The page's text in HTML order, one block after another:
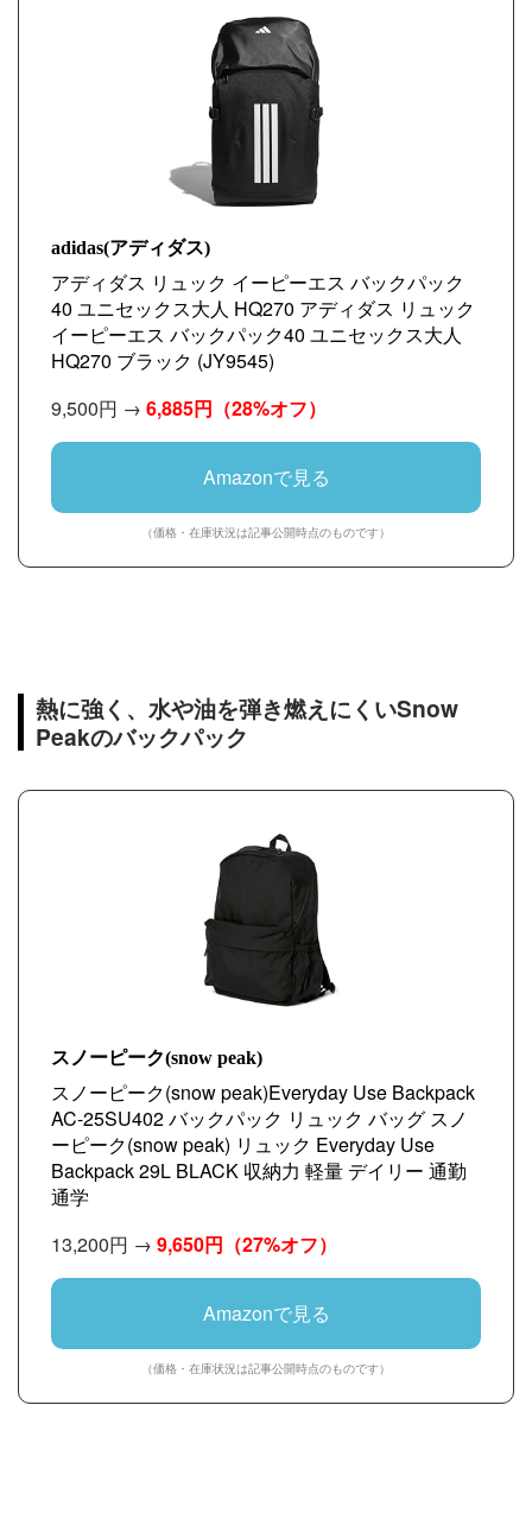
adidas(アディダス)
アディダス リュック イーピーエス バックパック
40 ユニセックス大人 HQ270 アディダス リュック
イーピーエス バックパック40 ユニセックス大人
HQ270 ブラック (JY9545)
9,500円 → 6,885円 （28%オフ）
Amazonで見る
（価格・在庫状況は記事公開時点のものです）
熱に強く、水や油を弾き燃えにくいSnow
Peakのバックパック
スノーピーク(snow peak)
スノーピーク(snow peak)Everyday Use Backpack
AC-25SU402 バックパック リュック バッグ スノ
ーピーク(snow peak) リュック Everyday Use
Backpack 29L BLACK 収納力 軽量 デイリー 通勤
通学
13,200円 → 9,650円 （27%オフ）
Amazonで見る
（価格・在庫状況は記事公開時点のものです）